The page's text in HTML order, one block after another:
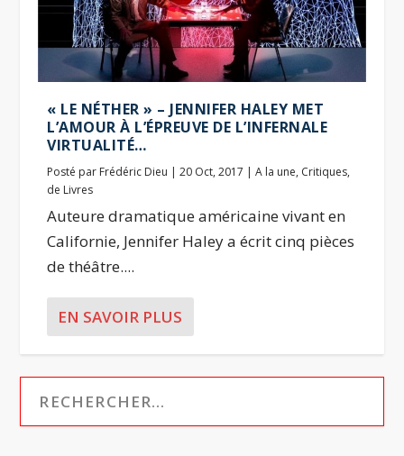
« LE NÉTHER » – JENNIFER HALEY MET
L’AMOUR À L’ÉPREUVE DE L’INFERNALE
VIRTUALITÉ…
Posté par Frédéric Dieu |20 Oct, 2017 |A la une, Critiques,
de Livres
Auteure dramatique américaine vivant en
Californie, Jennifer Haley a écrit cinq pièces
de théâtre....
EN SAVOIR PLUS